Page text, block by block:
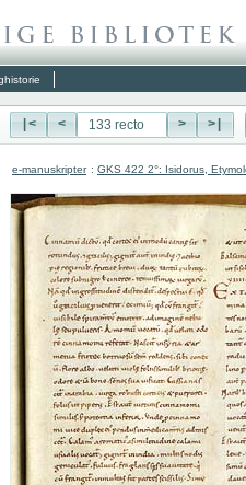
|< < > >|
e-manuskripter : GKS 422 2°: Isidorus,